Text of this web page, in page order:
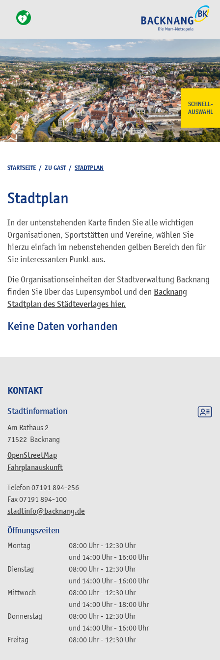
SCHNELL-
AUSWAHL
KONTAKT
Stadtinformation
Am Rathaus 2
71522 Backnang
OpenStreetMap
Fahrplanauskunft
stadtinfo@backnang.de
Telefon 07191 894-256
Fax07191 894-100
Öffnungszeiten
Montag 08:00 Uhr- 12:30 Uhr
und 14:00 Uhr- 16:00 Uhr
Dienstag
08:00 Uhr- 12:30 Uhr
und 14:00 Uhr- 16:00 Uhr
Mittwoch
08:00 Uhr- 12:30 Uhr
und 14:00 Uhr- 18:00 Uhr
Donnerstag
08:00 Uhr- 12:30 Uhr
und 14:00 Uhr- 16:00 Uhr
Freitag
08:00 Uhr- 12:30 Uhr
STARTSEITE / ZU GAST/ STADTPLAN
Stadtplan
In der untenstehenden Karte finden Sie alle wichtigen
Organisationen, Sportstätten und Vereine, wählen Sie
hierzu einfach im nebenstehenden gelben Bereich den für
Sie interessanten Punkt aus.
Die Organisationseinheiten der Stadtverwaltung Backnang
finden Sie über das Lupensymbol und den Backnang
Stadtplan des Städteverlages hier.
Keine Daten vorhanden